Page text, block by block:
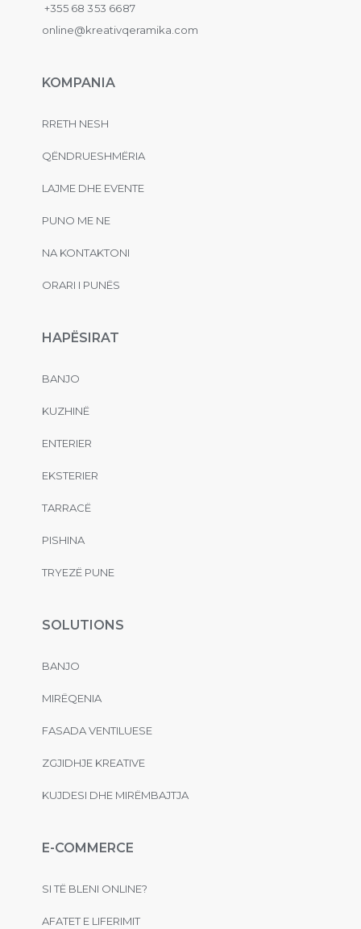
+355 68 353 6687
online@kreativqeramika.com
KOMPANIA
RRETH NESH
QËNDRUESHMËRIA
LAJME DHE EVENTE
PUNO ME NE
NA KONTAKTONI
ORARI I PUNËS
HAPËSIRAT
BANJO
KUZHINË
ENTERIER
EKSTERIER
TARRACË
PISHINA
TRYEZË PUNE
SOLUTIONS
BANJO
MIRËQENIA
FASADA VENTILUESE
ZGJIDHJE KREATIVE
KUJDESI DHE MIRËMBAJTJA
E-COMMERCE
SI TË BLENI ONLINE?
AFATET E LIFERIMIT